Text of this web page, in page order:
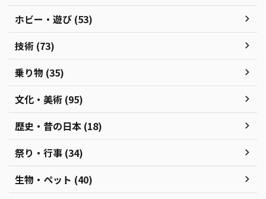
ホビー・遊び (53)
技術 (73)
乗り物 (35)
文化・美術 (95)
歴史・昔の日本 (18)
祭り・行事 (34)
生物・ペット (40)